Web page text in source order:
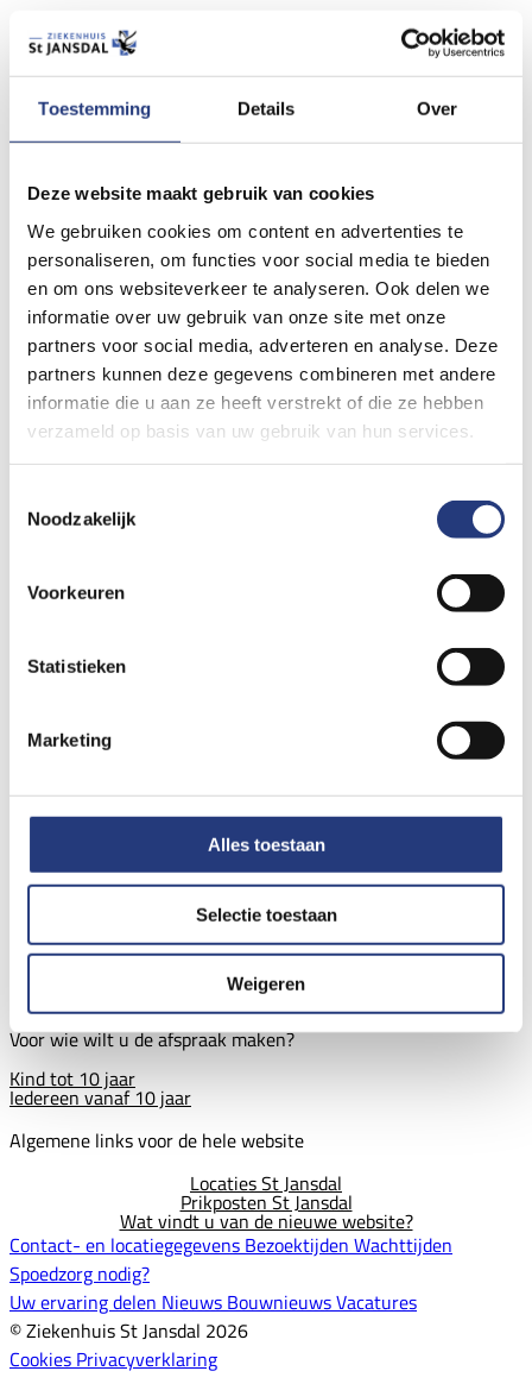
Toestemming Details Over
Deze website maakt gebruik van cookies
We gebruiken cookies om content en advertenties te
personaliseren, om functies voor social media te bieden
en om ons websiteverkeer te analyseren. Ook delen we
informatie over uw gebruik van onze site met onze
partners voor social media, adverteren en analyse. Deze
partners kunnen deze gegevens combineren met andere
informatie die u aan ze heeft verstrekt of die ze hebben
verzameld op basis van uw gebruik van hun services.
Noodzakelijk
Voorkeuren
Statistieken
Marketing
Alles toestaan
Selectie toestaan
Weigeren
Bloedprikken
Bloedprikken keuze
Voor wie wilt u de afspraak maken?
Kind tot 10 jaar
Iedereen vanaf 10 jaar
Algemene links voor de hele website
Locaties St Jansdal
Prikposten St Jansdal
Wat vindt u van de nieuwe website?
Contact- en locatiegegevens Bezoektijden Wachttijden
Spoedzorg nodig?
Uw ervaring delen Nieuws BouwnieuwsVacatures
© Ziekenhuis St Jansdal 2026
Cookies Privacyverklaring